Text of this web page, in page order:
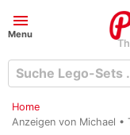
menu
Menu
Home
Anzeigen von Michael •